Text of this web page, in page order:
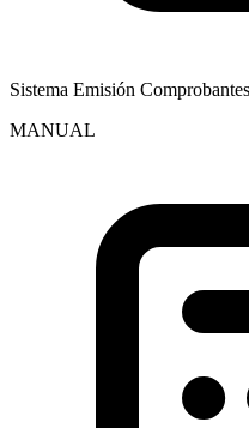
Sistema Emisión Comprobantes
MANUAL